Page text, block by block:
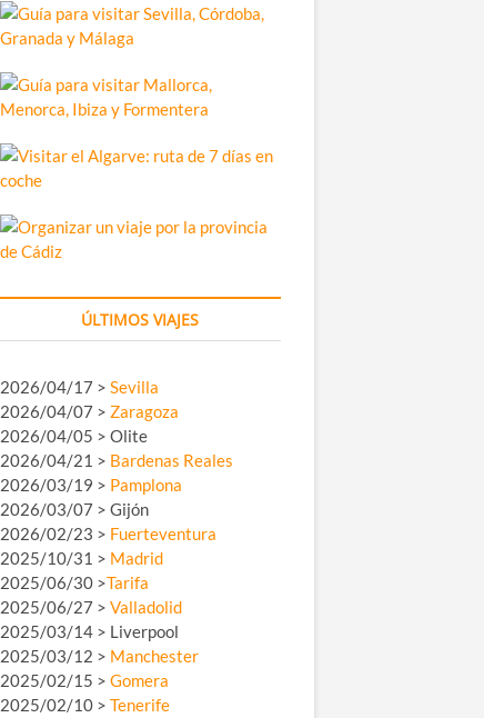
ÚLTIMOS VIAJES
2026/04/17 > Sevilla
2026/04/07 > Zaragoza
2026/04/05 > Olite
2026/04/21 > Bardenas Reales
2026/03/19 > Pamplona
2026/03/07 > Gijón
2026/02/23 > Fuerteventura
2025/10/31 > Madrid
2025/06/30 >Tarifa
2025/06/27 > Valladolid
2025/03/14 > Liverpool
2025/03/12 > Manchester
2025/02/15 > Gomera
2025/02/10 > Tenerife